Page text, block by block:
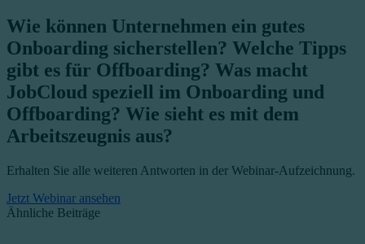
Wie können Unternehmen ein gutes
Onboarding sicherstellen? Welche Tipps
gibt es für Offboarding? Was macht
JobCloud speziell im Onboarding und
Offboarding? Wie sieht es mit dem
Arbeitszeugnis aus?
Erhalten Sie alle weiteren Antworten in der Webinar-Aufzeichnung.
Jetzt Webinar ansehen
Ähnliche Beiträge